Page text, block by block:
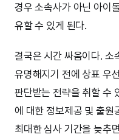
경우 소속사가 아닌 아이
유할 수 있게 된다.
결국은 시간 싸움이다. 소
유명해지기 전에 상표 우
판단받는 전략을 취할 수
에 대한 정보제공 및 출원
최대한 심사 기간을 늦추